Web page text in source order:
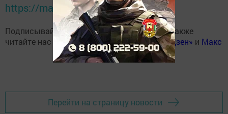
https://max.ru/tatmedia
Подписывайтесь на наш Telegram-канал, а также
читайте нас
Вконтакте ,Одноклассниках,«Дзен» и Макс
Перейти на страницу новости